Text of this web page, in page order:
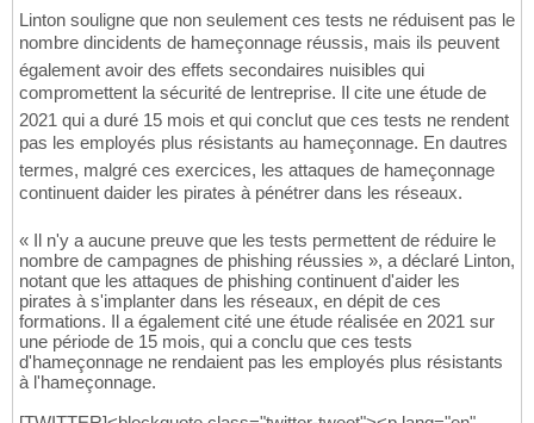
Linton souligne que non seulement ces tests ne réduisent pas le
nombre dincidents de hameçonnage réussis, mais ils peuvent
également avoir des effets secondaires nuisibles qui
compromettent la sécurité de lentreprise. Il cite une étude de
2021 qui a duré 15 mois et qui conclut que ces tests ne rendent
pas les employés plus résistants au hameçonnage. En dautres
termes, malgré ces exercices, les attaques de hameçonnage
continuent daider les pirates à pénétrer dans les réseaux.
« Il n'y a aucune preuve que les tests permettent de réduire le
nombre de campagnes de phishing réussies », a déclaré Linton,
notant que les attaques de phishing continuent d'aider les
pirates à s'implanter dans les réseaux, en dépit de ces
formations. Il a également cité une étude réalisée en 2021 sur
une période de 15 mois, qui a conclu que ces tests
d'hameçonnage ne rendaient pas les employés plus résistants
à l'hameçonnage.